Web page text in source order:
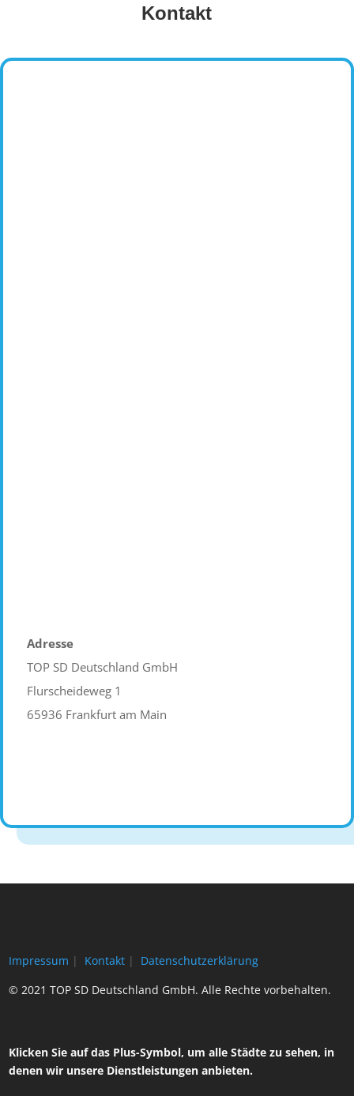
Kontakt
Adresse
TOP SD Deutschland GmbH
Flurscheideweg 1
65936 Frankfurt am Main
Impressum | Kontakt |
Datenschutzerklärung
© 2021 TOP SD Deutschland GmbH. Alle Rechte vorbehalten.
Klicken Sie auf das Plus-Symbol, um alle Städte zu sehen, in
denen wir unsere Dienstleistungen anbieten.